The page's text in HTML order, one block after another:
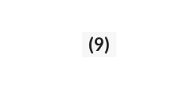
(9)